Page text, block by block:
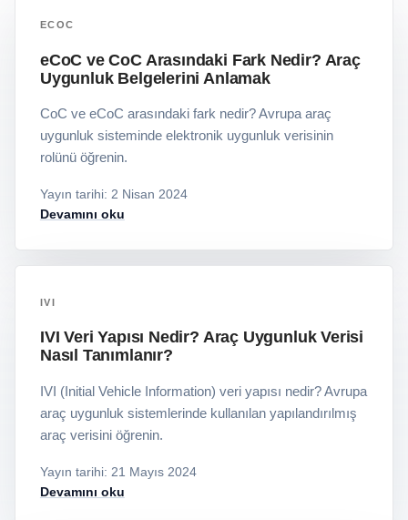
ECOC
eCoC ve CoC Arasındaki Fark Nedir? Araç
Uygunluk Belgelerini Anlamak
CoC ve eCoC arasındaki fark nedir? Avrupa araç
uygunluk sisteminde elektronik uygunluk verisinin
rolünü öğrenin.
Yayın tarihi: 2 Nisan 2024
Devamını oku
IVI
IVI Veri Yapısı Nedir? Araç Uygunluk Verisi
Nasıl Tanımlanır?
IVI (Initial Vehicle Information) veri yapısı nedir? Avrupa
araç uygunluk sistemlerinde kullanılan yapılandırılmış
araç verisini öğrenin.
Yayın tarihi: 21 Mayıs 2024
Devamını oku